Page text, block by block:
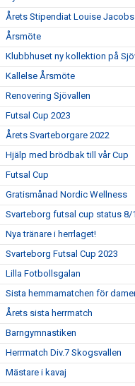
Årets Stipendiat Louise
Årsmöte
Klubbhuset ny kollektion på
Kallelse Årsmöte
Renovering Sjövallen
Futsal Cup 2023
Årets Svarteborgare 2022
Hjälp med brödbak till vår Cup
Futsal Cup
Gratismånad Nordic Wellness
Svarteborg futsal cup status 8/
Nya tränare i herrlaget!
Svarteborg Futsal Cup 2023
Lilla Fotbollsgalan
Sista hemmamatchen för
Årets sista herrmatch
Barngymnastiken
Herrmatch Div.7 Skogsvallen
Mästare i kavaj